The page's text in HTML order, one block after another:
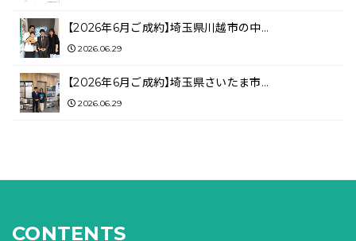
【2026年6月ご成約】埼玉県川越市の中…
2026.06.29
【2026年6月ご成約】埼玉県さいたま市…
2026.06.29
CONTENTS